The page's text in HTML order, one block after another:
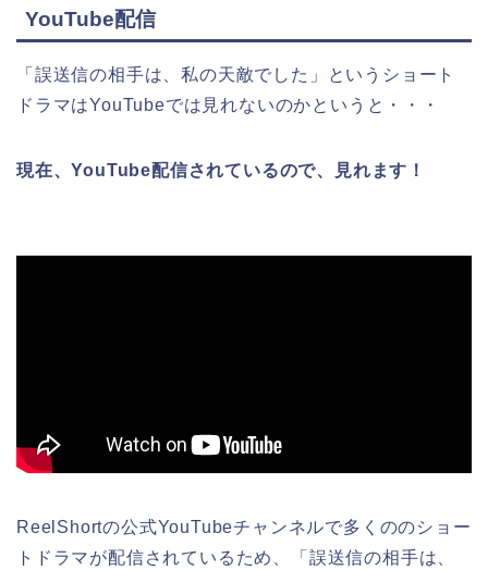
YouTube配信
「誤送信の相手は、私の天敵でした 」 という ショート
ドラマはYouTubeでは見れないのかというと・・・
現在、YouTube配信されているので、見れます！
ReelShortの公式YouTubeチャンネルで多くののショー
トドラマが配信されているため、
「誤送信の相手は、